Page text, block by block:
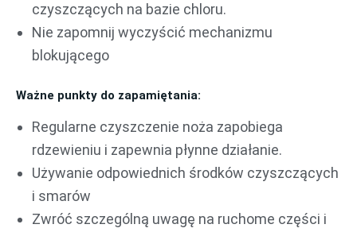
czyszczących na bazie chloru.
Nie zapomnij wyczyścić mechanizmu
blokującego
Ważne punkty do zapamiętania:
Regularne czyszczenie noża zapobiega
rdzewieniu i zapewnia płynne działanie.
Używanie odpowiednich środków czyszczących
i smarów
Zwróć szczególną uwagę na ruchome części i